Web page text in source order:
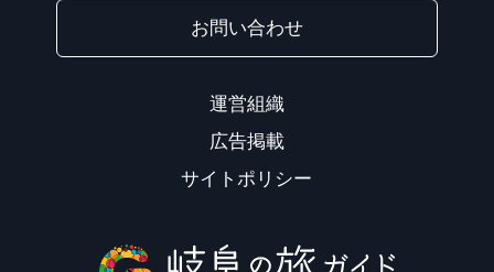
お問い合わせ
運営組織
広告掲載
サイトポリシー